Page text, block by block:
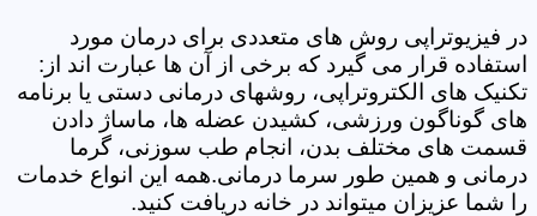
در فیزیوتراپی روش های متعددی برای درمان مورد
استفاده قرار می گیرد که برخی از آن ها عبارت اند از:
تکنیک های الکتروتراپی، روشهای درمانی دستی یا برنامه
های گوناگون ورزشی، کشیدن عضله ها، ماساژ دادن
قسمت های مختلف بدن، انجام طب سوزنی، گرما
درمانی و همین طور سرما درمانی.همه این انواع خدمات
را شما عزیزان میتواند در خانه دریافت کنید.